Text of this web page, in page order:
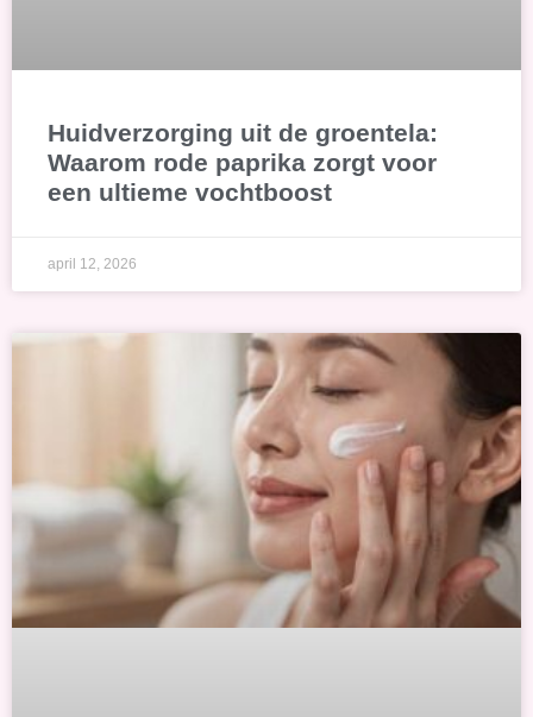
Huidverzorging uit de groentela:
Waarom rode paprika zorgt voor
een ultieme vochtboost
april 12, 2026